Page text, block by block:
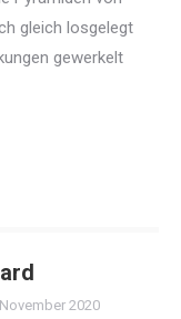
gleich losgelegt
gewerkelt
2020